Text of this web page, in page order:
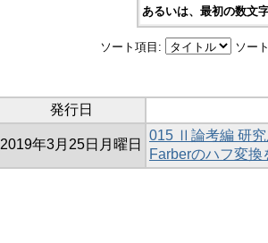
あるいは、最初の数文
ソート項目: ソー
発行日
2019年3月25日月曜日
015 Ⅱ論考編 研
Farberのハフ変